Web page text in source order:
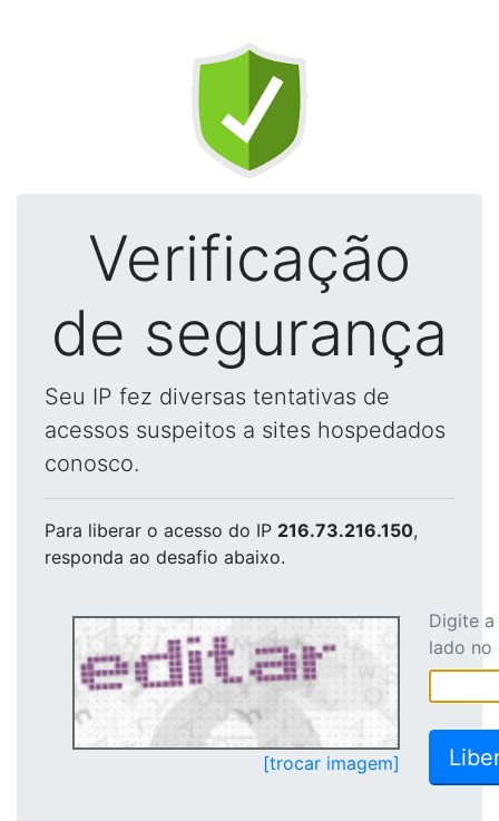
Verificação
de segurança
Seu IP fez diversas tentativas de
acessos suspeitos a sites hospedados
conosco.
Para liberar o acesso do IP 216.73.216.150,
responda ao desafio abaixo.
[trocar imagem]
Digite
lado no